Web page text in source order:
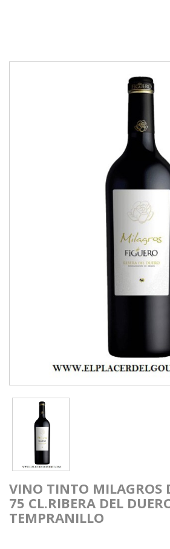
VINO TINTO MILAGROS
75 CL.RIBERA DEL
TEMPRANILLO